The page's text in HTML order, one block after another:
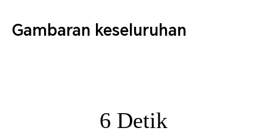
Gambaran keseluruhan
6 Detik